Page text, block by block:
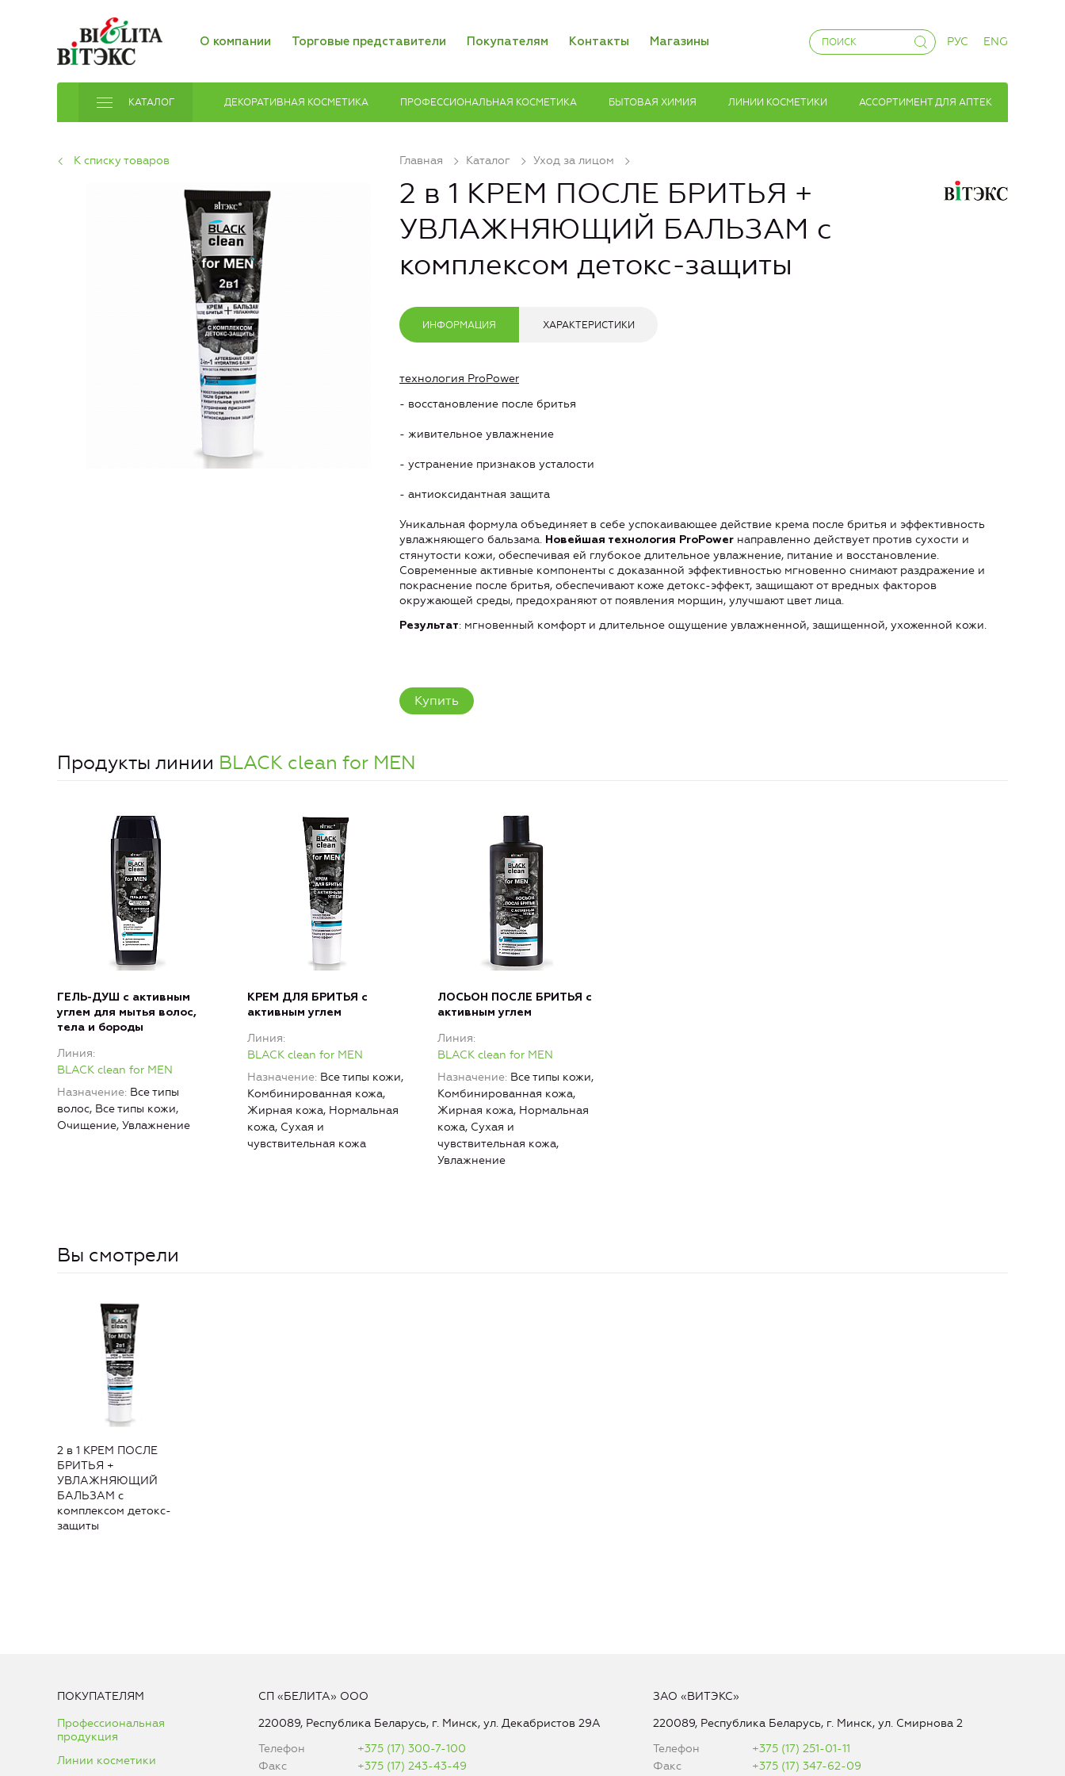
О компании Торговые представители Покупателям Контакты Магазины РУС ENG
КАТАЛОГ ДЕКОРАТИВНАЯ КОСМЕТИКА ПРОФЕССИОНАЛЬНАЯ КОСМЕТИКА БЫТОВАЯ ХИМИЯ ЛИНИИ КОСМЕТИКИ АССОРТИМЕНТ ДЛЯ АПТЕК
Главная Каталог Уход за лицом
К списку товаров
2 в 1 КРЕМ ПОСЛЕ БРИТЬЯ +
УВЛАЖНЯЮЩИЙ БАЛЬЗАМ с
комплексом детокс-защиты
ИНФОРМАЦИЯ ХАРАКТЕРИСТИКИ
технология ProPower
- восстановление после бритья
- живительное увлажнение
- устранение признаков усталости
- антиоксидантная защита
Уникальная формула объединяет в себе успокаивающее действие крема после бритья и эффективность
увлажняющего бальзама. Новейшая технология ProPower направленно действует против сухости и
стянутости кожи, обеспечивая ей глубокое длительное увлажнение, питание и восстановление.
Современные активные компоненты с доказанной эффективностью мгновенно снимают раздражение и
покраснение после бритья, обеспечивают коже детокс-эффект, защищают от вредных факторов
окружающей среды, предохраняют от появления морщин, улучшают цвет лица.
Результат: мгновенный комфорт и длительное ощущение увлажненной, защищенной, ухоженной кожи.
Купить
Продукты линии BLACK clean for MEN
ГЕЛЬ-ДУШ с активным
углем для мытья волос,
тела и бороды
Линия
BLACK clean for MEN
Назначение Все типы
волос, Все типы кожи,
Очищение, Увлажнение
КРЕМ ДЛЯ БРИТЬЯ с
активным углем
Линия
BLACK clean for MEN
Назначение Все типы кожи,
Комбинированная кожа,
Жирная кожа, Нормальная
кожа, Сухая и
чувствительная кожа
ЛОСЬОН ПОСЛЕ БРИТЬЯ с
активным углем
Линия
BLACK clean for MEN
Назначение Все типы кожи,
Комбинированная кожа,
Жирная кожа, Нормальная
кожа, Сухая и
чувствительная кожа,
Увлажнение
Вы смотрели
2 в 1 КРЕМ ПОСЛЕ
БРИТЬЯ +
УВЛАЖНЯЮЩИЙ
БАЛЬЗАМ с
комплексом детокс-
защиты
ПОКУПАТЕЛЯМ
Профессиональная
продукция
Линии косметики
СП «БЕЛИТА» ООО
220089, Республика Беларусь, г. Минск, ул. Декабристов 29А
Телефон
+375 (17) 300-7-100
Факс
+375 (17) 243-43-49
ЗАО «ВИТЭКС»
220089, Республика Беларусь, г. Минск, ул. Смирнова 2
Телефон
+375 (17) 251-01-11
Факс
+375 (17) 347-62-09